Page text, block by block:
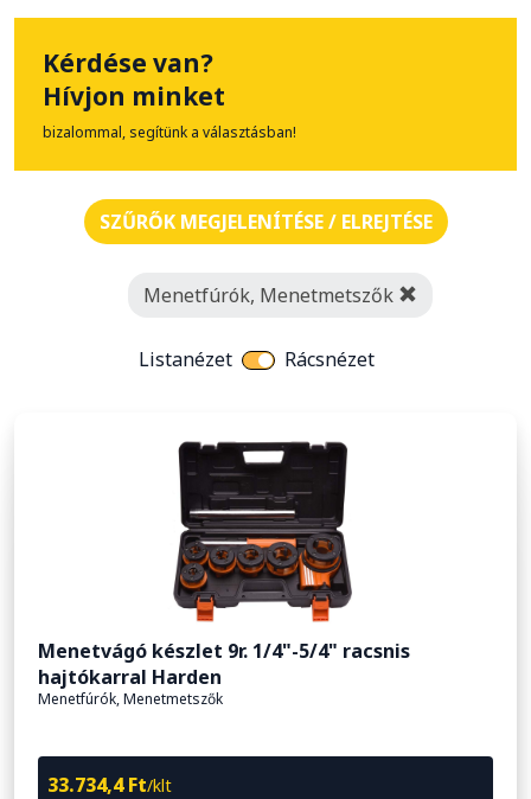
Kérdése van?
Hívjon minket
bizalommal, segítünk a választásban!
SZŰRŐK MEGJELENÍTÉSE / ELREJTÉSE
Menetfúrók, Menetmetszők
Listanézet Rácsnézet
Menetvágó készlet 9r. 1/4"-5/4" racsnis
hajtókarral Harden
Menetfúrók, Menetmetszők
33.734,4 Ft/klt